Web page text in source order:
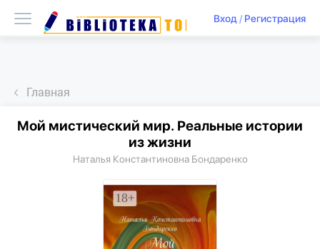
Вход/ Регистрация
Главная
Мой мистический мир. Реальные истории
из жизни
Наталья Константиновна Бондаренко